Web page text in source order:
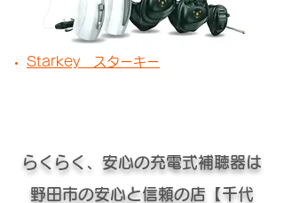
Starkey スターキー
らくらく、安心の充電式補聴器は
野田市の安心と信頼の店【千代